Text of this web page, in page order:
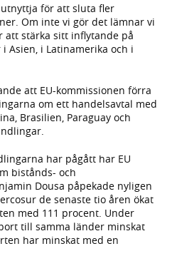
för att sluta fler
Om inte vi gör det lämnar vi
stärka sitt inflytande på
Asien, i Latinamerika och i
att EU-kommissionen förra
om ett handelsavtal med
Brasilien, Paraguay och
har pågått har EU
bistånds- och
Dousa påpekade nyligen
de senaste tio åren ökat
med 111 procent. Under
till samma länder minskat
har minskat med en